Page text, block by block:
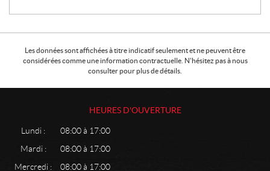
Les données sont affichées à titre indicatif seulement et ne peuvent être
considérées comme une information contractuelle. N'hésitez pas à nous
consulter pour plus de détails.
HEURES D'OUVERTURE
Lundi :
08:00 à 17:00
Mardi :
08:00 à 17:00
Mercredi :
08:00 à 17:00